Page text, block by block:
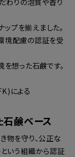
プを揃えました。
境配慮の認証を受
想った石鹸です。
による
鹸ベース
物を守り、公正な
いう組織から認証